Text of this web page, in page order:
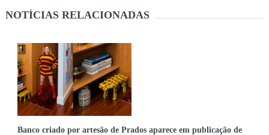
NOTÍCIAS RELACIONADAS
Banco criado por artesão de Prados aparece em publicação de